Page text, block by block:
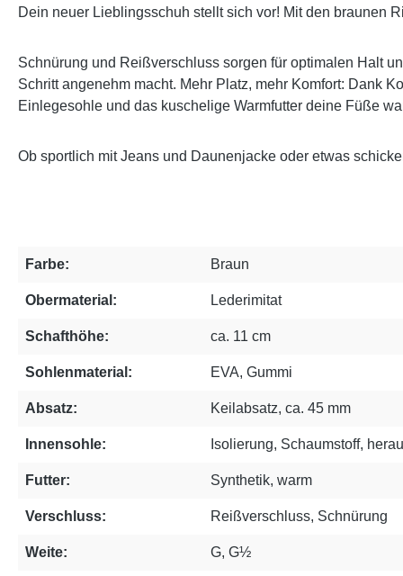
Dein neuer Lieblingsschuh stellt sich vor! Mit den braunen
Schnürung und Reißverschluss sorgen für optimalen Halt
Schritt angenehm macht. Mehr Platz, mehr Komfort: Dank
Einlegesohle und das kuschelige Warmfutter deine Füße
Ob sportlich mit Jeans und Daunenjacke oder etwas
Farbe: Braun
Obermaterial: Lederimitat
Schafthöhe: ca. 11 cm
Sohlenmaterial: EVA, Gummi
Absatz: Keilabsatz, ca. 45 mm
Innensohle: Isolierung, Schaumstoff,
Futter: Synthetik, warm
Verschluss: Reißverschluss, Schnürung
Weite: G, G½